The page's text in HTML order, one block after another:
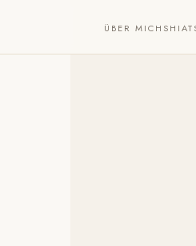
ÜBER MICH